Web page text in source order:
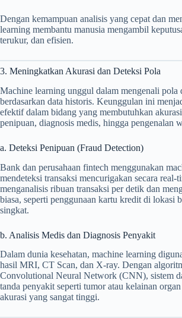
Dengan kemampuan analisis yang cepat dan
learning membantu manusia mengambil
terukur, dan efisien.
3. Meningkatkan Akurasi dan Deteksi Pola
Machine learning unggul dalam mengenali pola
berdasarkan data historis. Keunggulan ini
efektif dalam bidang yang membutuhkan
penipuan, diagnosis medis, hingga pengenalan
a. Deteksi Penipuan (Fraud Detection)
Bank dan perusahaan fintech menggunakan
mendeteksi transaksi mencurigakan secara real-
menganalisis ribuan transaksi per detik dan
biasa, seperti penggunaan kartu kredit di lokasi
singkat.
b. Analisis Medis dan Diagnosis Penyakit
Dalam dunia kesehatan, machine learning
hasil MRI, CT Scan, dan X-ray. Dengan
Convolutional Neural Network (CNN), sistem
tanda penyakit seperti tumor atau kelainan
akurasi yang sangat tinggi.